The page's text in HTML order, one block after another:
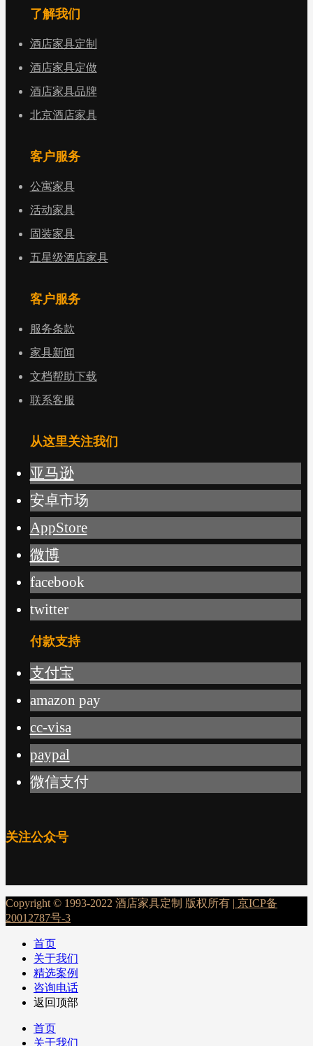
了解我们
酒店家具定制
酒店家具定做
酒店家具品牌
北京酒店家具
客户服务
公寓家具
活动家具
固装家具
五星级酒店家具
客户服务
服务条款
家具新闻
文档帮助下载
联系客服
从这里关注我们
亚马逊
安卓市场
AppStore
微博
facebook
twitter
付款支持
支付宝
amazon pay
cc-visa
paypal
微信支付
关注公众号
Copyright © 1993-2022 酒店家具定制 版权所有 | 京ICP备
20012787号-3
首页
关于我们
精选案例
咨询电话
返回顶部
首页
关于我们